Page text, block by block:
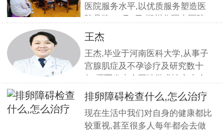
医院服务水平,以优质服务塑造医
院品牌,11月5日,郑州华医大医院
组织全员开展优质服务提升培训.
本期培训邀请到职业素养与服务设
计专家
王杰
王杰,毕业于河南医科大学,从事子
宫腺肌症及不孕诊疗及研究数十
年,撰写发表全国性学术论文十余
篇.对宫、腹腔镜等微创高科技技
术诊治子宫腺肌症、石女、子宫肌
瘤、女性不孕等妇科疑难杂症有一
套成熟完整的方案,深得患者好评!
排卵障碍检查什么,怎么治疗
现在生活中我们对自身的健康都比
较重视,甚至很多人每年都会去做